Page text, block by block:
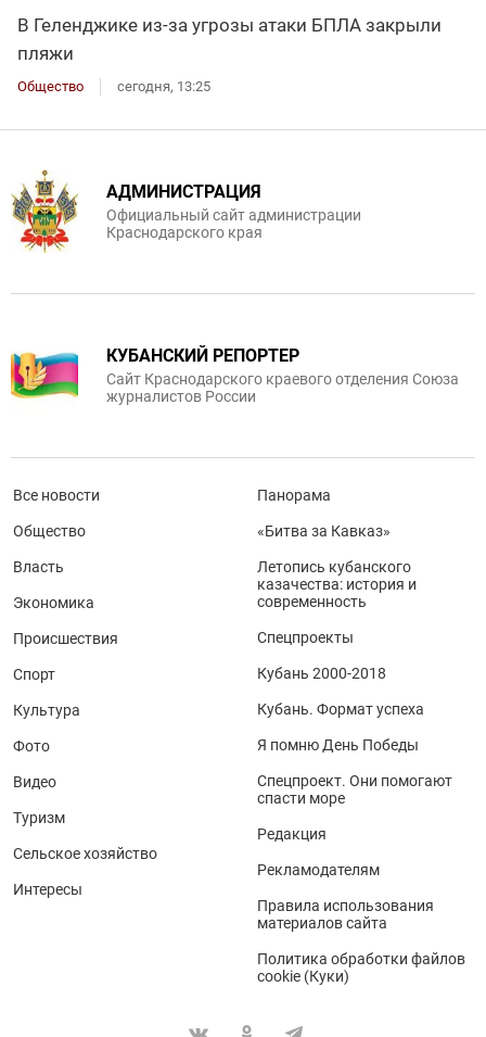
В Геленджике из-за угрозы атаки БПЛА закрыли
пляжи
Общество сегодня, 13:25
АДМИНИСТРАЦИЯ
Официальный сайт администрации
Краснодарского края
КУБАНСКИЙ РЕПОРТЕР
Сайт Краснодарского краевого отделения Союза
журналистов России
Все новости
Общество
Власть
Экономика
Происшествия
Спорт
Культура
Фото
Видео
Туризм
Сельское хозяйство
Интересы
Панорама
«Битва за Кавказ»
Летопись кубанского
казачества: история и
современность
Спецпроекты
Кубань 2000-2018
Кубань. Формат успеха
Я помню День Победы
Спецпроект. Они помогают
спасти море
Редакция
Рекламодателям
Правила использования
материалов сайта
Политика обработки файлов
cookie (Куки)